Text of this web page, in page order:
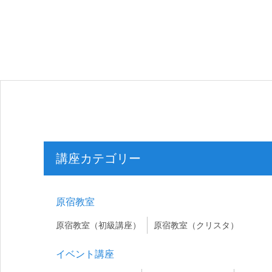
講座カテゴリー
原宿教室
原宿教室（初級講座） 原宿教室（クリスタ）
イベント講座